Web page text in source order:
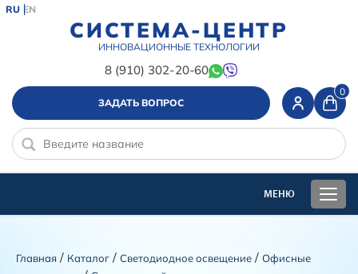
СИСТЕМА-ЦЕНТР
ИННОВАЦИОННЫЕ ТЕХНОЛОГИИ
8 (910) 302-20-60
RU EN
ЗАДАТЬ ВОПРОС
0
Главная / Каталог / Светодиодное освещение / Офисные